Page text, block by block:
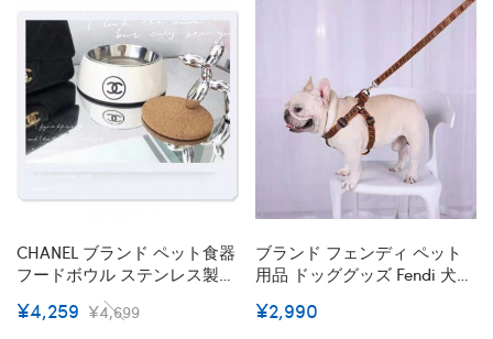
CHANEL ブランド ペット食器
フードボウル ステンレス製
スチール シャネル ハイブラ
ンド 水入れ 滑り止め 餌皿 小
¥4,259 ¥4,699
ブランド フェンディ ペット
用品 ドッググッズ Fendi 犬の
丈夫 ロック付き バックル 安
¥2,990